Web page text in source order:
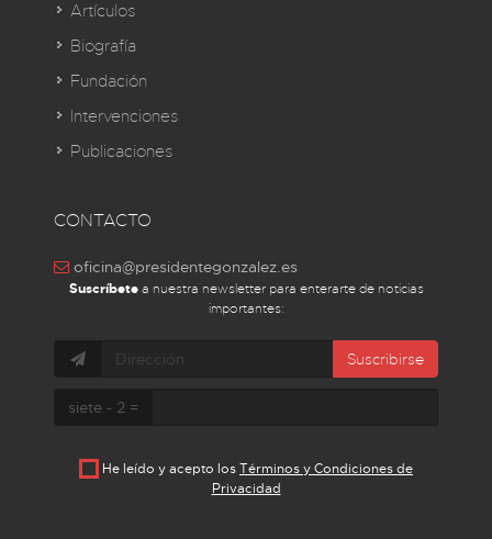
Artículos
Biografía
Fundación
Intervenciones
Publicaciones
CONTACTO
oficina@presidentegonzalez.es
Suscríbetea nuestra newsletter para enterarte de noticias
importantes:
Suscribirse
siete - 2 =
He leído y acepto losTérminos y Condiciones de
Privacidad